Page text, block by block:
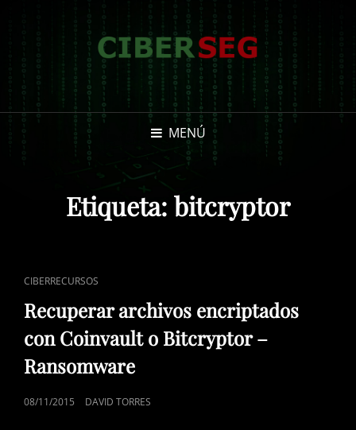
MENÚ
Etiqueta: bitcryptor
ENLACES
DE
CATEGORÍAS
CIBERRECURSOS
Recuperar archivos encriptados
con Coinvault o Bitcryptor –
Ransomware
PUBLICADO
08/11/2015 DAVID TORRES